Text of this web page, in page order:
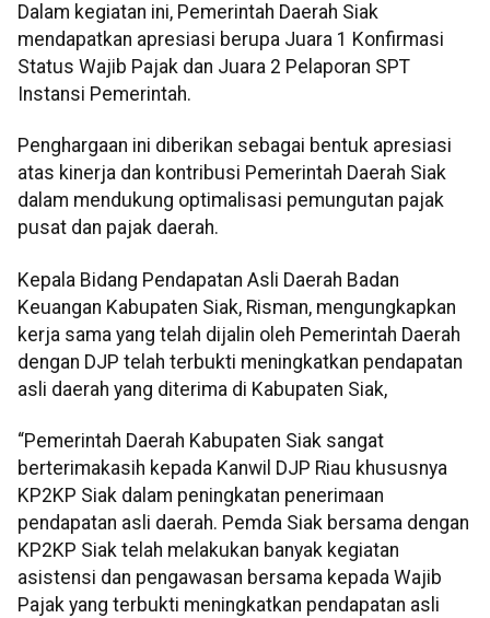
Dalam kegiatan ini, Pemerintah Daerah Siak
mendapatkan apresiasi berupa Juara 1 Konfirmasi
Status Wajib Pajak dan Juara 2 Pelaporan SPT
Instansi Pemerintah.
Penghargaan ini diberikan sebagai bentuk apresiasi
atas kinerja dan kontribusi Pemerintah Daerah Siak
dalam mendukung optimalisasi pemungutan pajak
pusat dan pajak daerah.
Kepala Bidang Pendapatan Asli Daerah Badan
Keuangan Kabupaten Siak, Risman, mengungkapkan
kerja sama yang telah dijalin oleh Pemerintah Daerah
dengan DJP telah terbukti meningkatkan pendapatan
asli daerah yang diterima di Kabupaten Siak,
“Pemerintah Daerah Kabupaten Siak sangat
berterimakasih kepada Kanwil DJP Riau khususnya
KP2KP Siak dalam peningkatan penerimaan
pendapatan asli daerah. Pemda Siak bersama dengan
KP2KP Siak telah melakukan banyak kegiatan
asistensi dan pengawasan bersama kepada Wajib
Pajak yang terbukti meningkatkan pendapatan asli